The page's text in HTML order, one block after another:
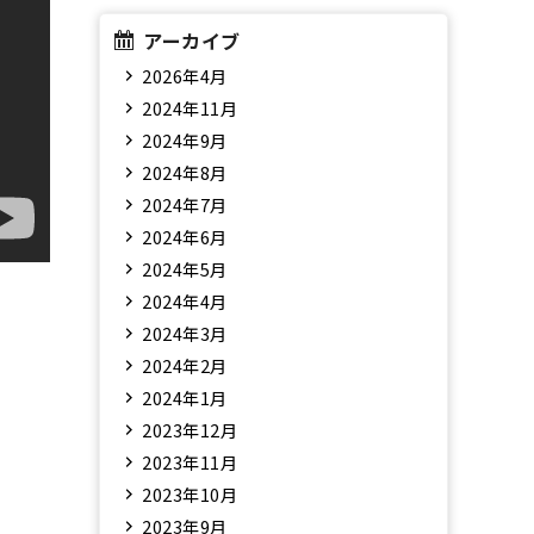
アーカイブ
2026年4月
2024年11月
2024年9月
2024年8月
2024年7月
2024年6月
2024年5月
2024年4月
2024年3月
2024年2月
2024年1月
2023年12月
2023年11月
2023年10月
2023年9月